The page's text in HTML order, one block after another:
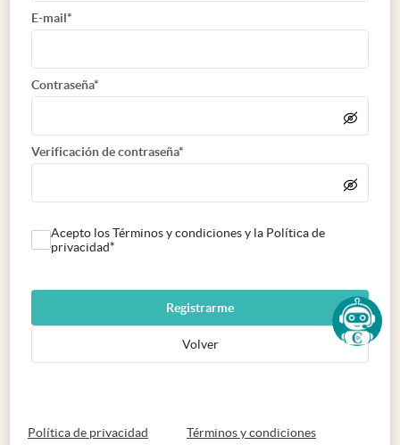
E-mail*
Contraseña*
Verificación de contraseña*
Acepto los Términos y condiciones y la Política de
privacidad*
Registrarme
Volver
Política de privacidad abre en nueva pestaña
Términos y condicionesabre en nueva